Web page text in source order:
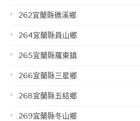
262宜蘭縣礁溪鄉
264宜蘭縣員山鄉
265宜蘭縣羅東鎮
266宜蘭縣三星鄉
268宜蘭縣五結鄉
269宜蘭縣冬山鄉